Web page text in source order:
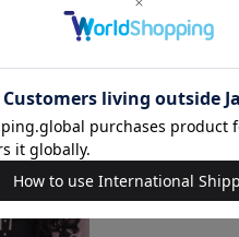
ンワイド
(税込)